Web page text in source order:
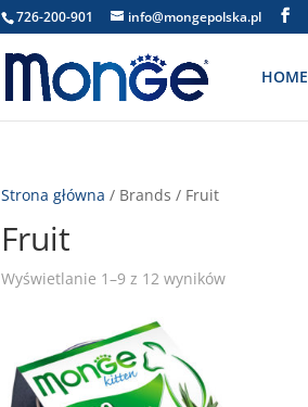
726-200-901 info@mongepolska.pl
HOME
Strona główna / Brands / Fruit
Fruit
Wyświetlanie 1–9 z 12 wyników